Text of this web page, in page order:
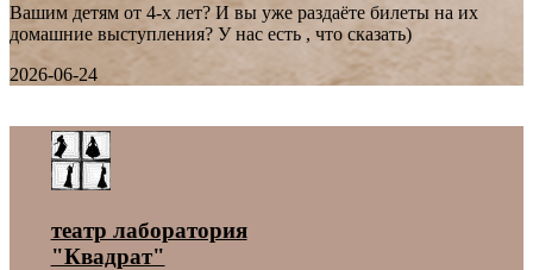
Вашим детям от 4-х лет? И вы уже раздаёте билеты на их
домашние выступления? У нас есть , что сказать)
2026-06-24
театр лаборатория
"Квадрат"